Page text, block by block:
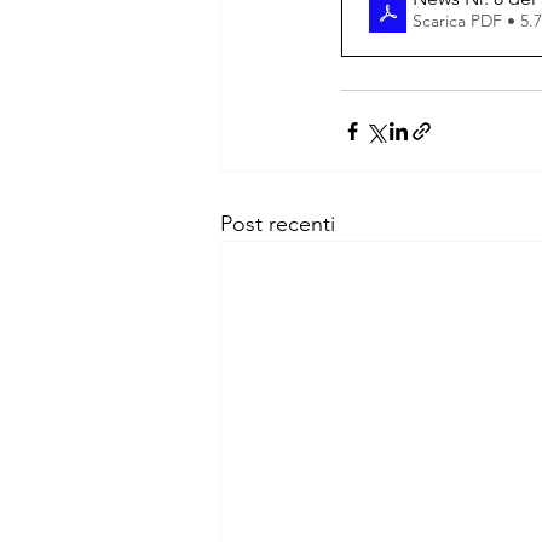
Scarica PDF •
Post recenti